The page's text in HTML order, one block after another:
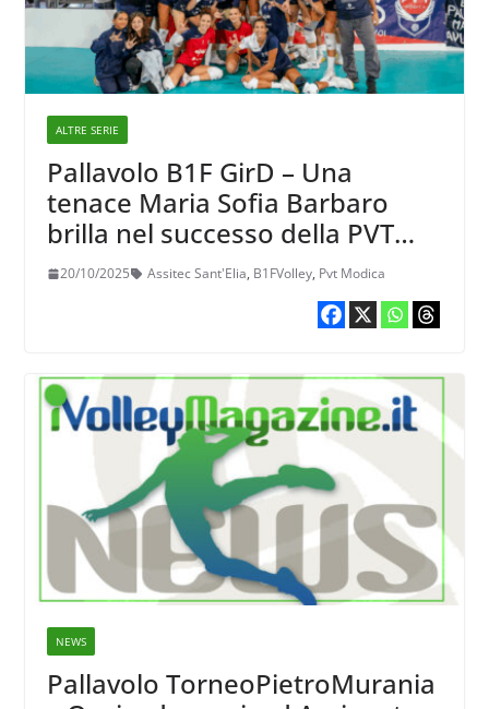
ALTRE SERIE
Pallavolo B1F GirD – Una
tenace Maria Sofia Barbaro
brilla nel successo della PVT
Modica con la Assitec Sant’Elia
20/10/2025 Assitec Sant'Elia, B1FVolley, Pvt Modica
NEWS
Pallavolo TorneoPietroMurania